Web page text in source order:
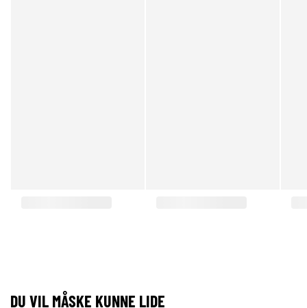
DU VIL MÅSKE KUNNE LIDE